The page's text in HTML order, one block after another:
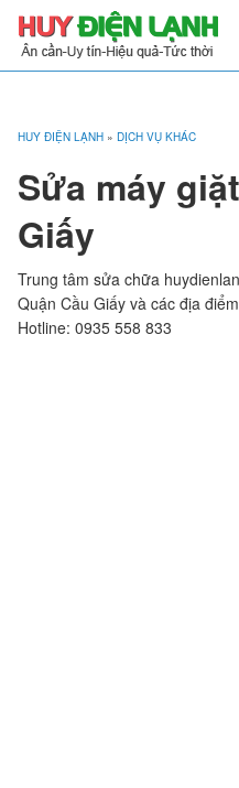
HUY ĐIỆN LẠNH » DỊCH VỤ KHÁC
Sửa máy
Giấy
Trung tâm sửa chữa
Quận Cầu Giấy và các địa
Hotline: 0935 558 833